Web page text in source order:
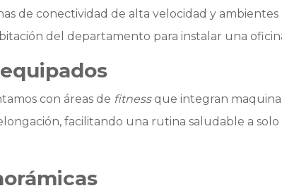
de conectividad de alta velocidad y
del departamento para instalar una
con áreas de fitnessque integran
facilitando una rutina saludable a